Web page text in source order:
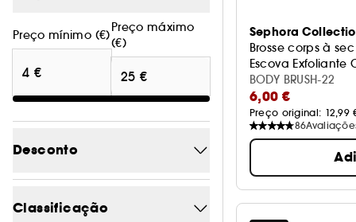
Preço mínimo (€)
Preço máximo
(€)
Desconto
Classificação
Sephora
Brosse corps à sec
Escova Exfoliante
BODY BRUSH-22
6,00 €
Preço original: 12,99
86